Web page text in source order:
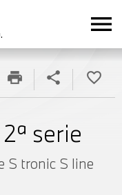
menu
serie
S tronic S line
print share favorite_border